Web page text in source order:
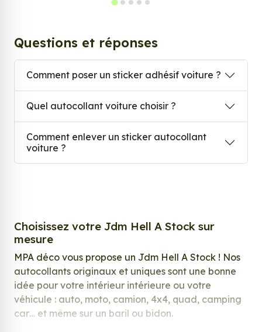
Questions et réponses
Comment poser un sticker adhésif voiture ?
Quel autocollant voiture choisir ?
Comment enlever un sticker autocollant
voiture ?
Choisissez votre Jdm Hell A Stock sur
mesure
MPA déco vous propose un Jdm Hell A Stock ! Nos
autocollants originaux et uniques sont une bonne
idée pour votre intérieur intérieure ou votre
véhicule : auto, moto, camion, 4x4, quad, camping
car… et même sur un baril ou bidon.